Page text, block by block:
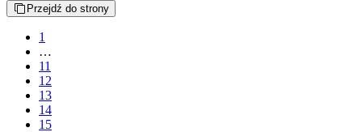
Przejdź do strony
1
…
11
12
13
14
15